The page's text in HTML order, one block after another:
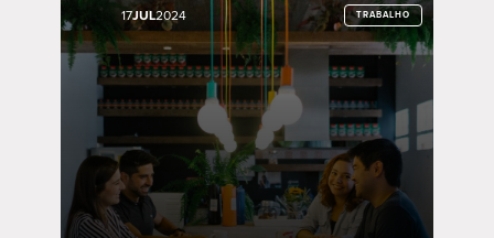
17JUL2024 TRABALHO
17JUL2024 TRABALHO